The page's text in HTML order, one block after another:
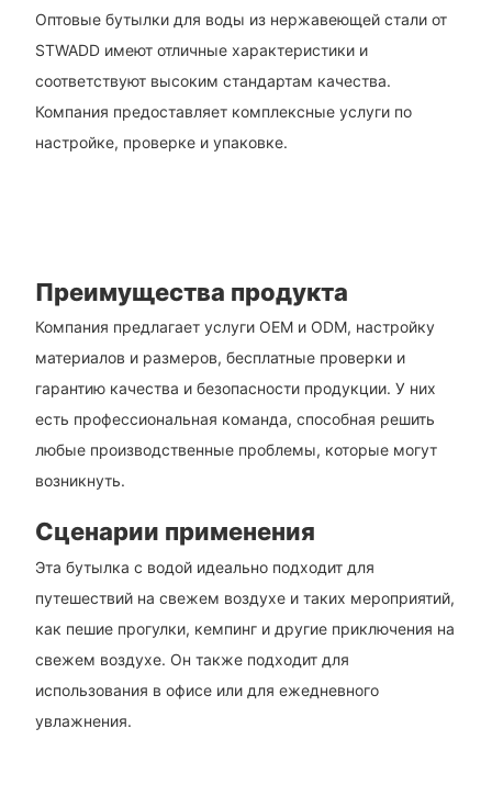
Оптовые бутылки для воды из нержавеющей стали от
STWADD имеют отличные характеристики и
соответствуют высоким стандартам качества.
Компания предоставляет комплексные услуги по
настройке, проверке и упаковке.
Преимущества продукта
Компания предлагает услуги OEM и ODM, настройку
материалов и размеров, бесплатные проверки и
гарантию качества и безопасности продукции. У них
есть профессиональная команда, способная решить
любые производственные проблемы, которые могут
возникнуть.
Сценарии применения
Эта бутылка с водой идеально подходит для
путешествий на свежем воздухе и таких мероприятий,
как пешие прогулки, кемпинг и другие приключения на
свежем воздухе. Он также подходит для
использования в офисе или для ежедневного
увлажнения.